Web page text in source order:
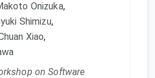
Onizuka,
Shimizu,
Xiao,
on Software